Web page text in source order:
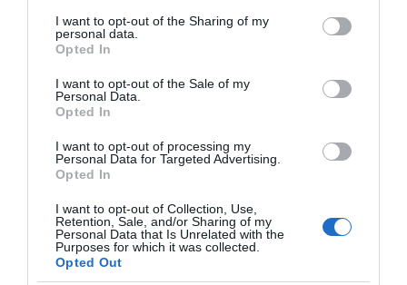
not limited to your visit or usage behaviour. You may click to
grant or deny consent to Google and its third-party tags to
use your data for below specified purposes in below Google
consent section.
I want to opt-out of the Sharing of my
personal data.
Opted In
I want to opt-out of the Sale of my
Personal Data.
Opted In
I want to opt-out of processing my
Personal Data for Targeted Advertising.
Opted In
I want to opt-out of Collection, Use,
Retention, Sale, and/or Sharing of my
Personal Data that Is Unrelated with the
Purposes for which it was collected.
Opted Out
Οι «άριστοι» τελευταίοι των τελευταίων
Ελληνικός Ερυθρός Σταυρός: Τι πρέπει να περιέχει
ένα φαρμακείο διακοπών